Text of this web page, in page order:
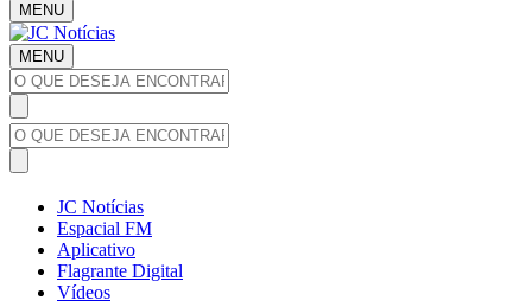
MENU
MENU
JC Notícias
Espacial FM
Aplicativo
Flagrante Digital
Vídeos